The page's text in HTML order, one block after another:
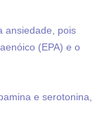
ansiedade, pois
(EPA) e o
e serotonina,